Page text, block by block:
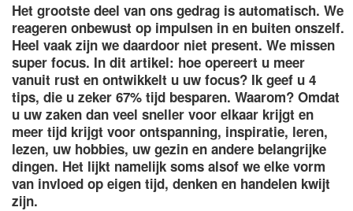
Het grootste deel van ons gedrag is automatisch. We
reageren onbewust op impulsen in en buiten onszelf.
Heel vaak zijn we daardoor niet present. We missen
super focus. In dit artikel: hoe opereert u meer
vanuit rust en ontwikkelt u uw focus? Ik geef u 4
tips, die u zeker 67% tijd besparen. Waarom? Omdat
u uw zaken dan veel sneller voor elkaar krijgt en
meer tijd krijgt voor ontspanning, inspiratie, leren,
lezen, uw hobbies, uw gezin en andere belangrijke
dingen. Het lijkt namelijk soms alsof we elke vorm
van invloed op eigen tijd, denken en handelen kwijt
zijn.